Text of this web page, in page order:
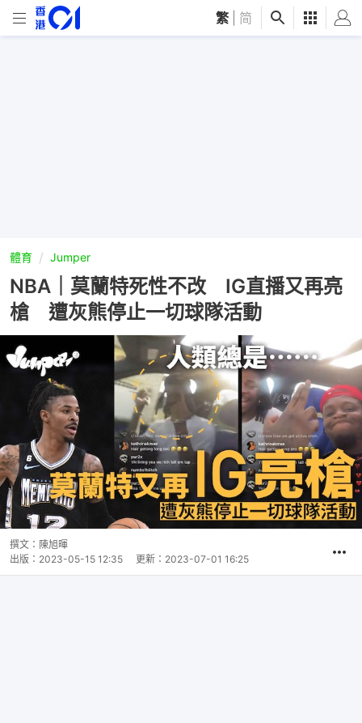
繁 简
體育 Jumper
NBA｜莫蘭特死性不改 IG直播又再亮
槍 遭灰熊停止一切球隊活動
撰文： 陳旭暉
出版： 2023-05-15 12:35 更新： 2023-07-01 16:25